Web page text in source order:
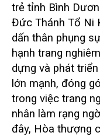
trẻ tỉnh Bình
Đức Thánh Tổ Ni
dấn thân phụng
hạnh trang
dựng và phát
lớn mạnh, đóng
trong việc trang
nhân làm rạng
đây, Hòa thượng